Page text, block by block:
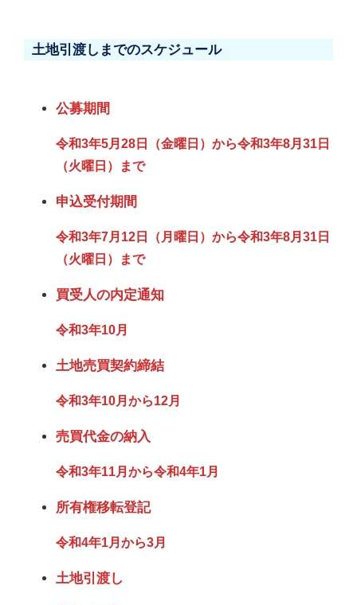
土地引渡しまでのスケジュール
公募期間
令和3年5月28日（金曜日）から令和3年8月31日
（火曜日）まで
申込受付期間
令和3年7月12日（月曜日）から令和3年8月31日
（火曜日）まで
買受人の内定通知
令和3年10月
土地売買契約締結
令和3年10月から12月
売買代金の納入
令和3年11月から令和4年1月
所有権移転登記
令和4年1月から3月
土地引渡し